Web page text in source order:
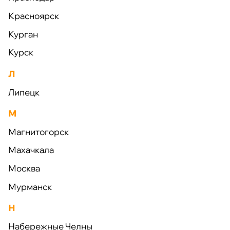
энергобезопасности. Здесь нужно
руководствоваться прежде всего экономическими
интересами», — сказал «Известиям» евродепутат.
Красноярск
Курган
Курск
Л
Липецк
М
Магнитогорск
Махачкала
Москва
Мурманск
Н
Набережные Челны